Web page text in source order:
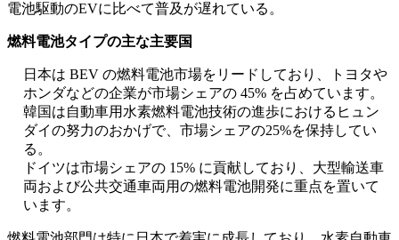
電池駆動のEVに比べて普及が遅れている。
燃料電池タイプの主な主要国
日本は BEV の燃料電池市場をリードしており、トヨタや
ホンダなどの企業が市場シェアの 45% を占めています。
韓国は自動車用水素燃料電池技術の進歩におけるヒュン
ダイの努力のおかげで、市場シェアの25%を保持してい
る。
ドイツは市場シェアの 15% に貢献しており、大型輸送車
両および公共交通車両用の燃料電池開発に重点を置いて
います。